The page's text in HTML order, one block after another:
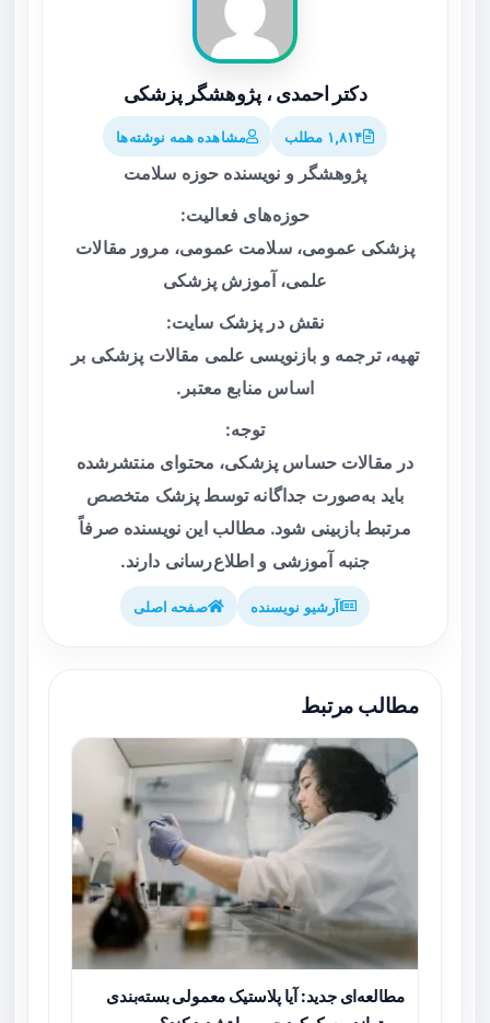
دکتر احمدی ، پژوهشگر پزشکی
۱,۸۱۴ مطلب مشاهده همه نوشته‌ها
پژوهشگر و نویسنده حوزه سلامت
حوزه‌های فعالیت:
پزشکی عمومی، سلامت عمومی، مرور مقالات
علمی، آموزش پزشکی
نقش در پزشک سایت:
تهیه، ترجمه و بازنویسی علمی مقالات پزشکی بر
اساس منابع معتبر.
توجه:
در مقالات حساس پزشکی، محتوای منتشرشده
باید به‌صورت جداگانه توسط پزشک متخصص
مرتبط بازبینی شود. مطالب این نویسنده صرفاً
جنبه آموزشی و اطلاع‌رسانی دارند.
آرشیو نویسنده صفحه اصلی
مطالب مرتبط
مطالعه‌ای جدید: آیا پلاستیک معمولی بسته‌بندی